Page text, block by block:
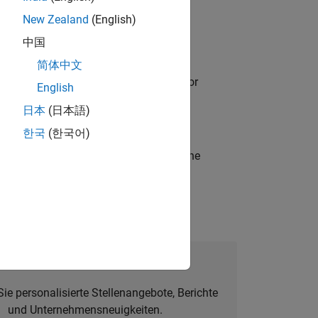
MATLAB & Simulink workflows for
products and systems in the
personalisierte Stellenangebote, Berichte
und Unternehmensneuigkeiten.
New Zealand (English)
中国
简体中文
English
日本 (日本語)
한국 (한국어)